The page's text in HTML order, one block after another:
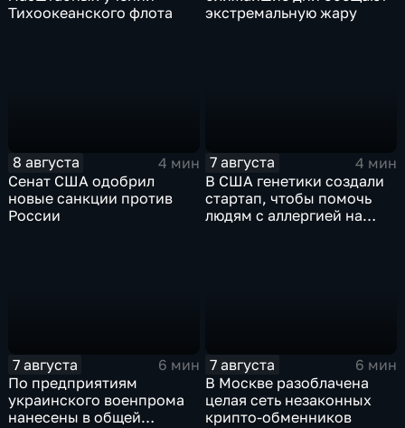
Тихоокеанского флота
экстремальную жару
8 августа
4 мин
Сенат США одобрил
новые санкции против
России
7 августа
4 мин
В США генетики создали
стартап, чтобы помочь
людям с аллергией на
7 августа
6 мин
По предприятиям
украинского военпрома
нанесены в общей
7 августа
6 мин
В Москве разоблачена
целая сеть незаконных
крипто-обменников